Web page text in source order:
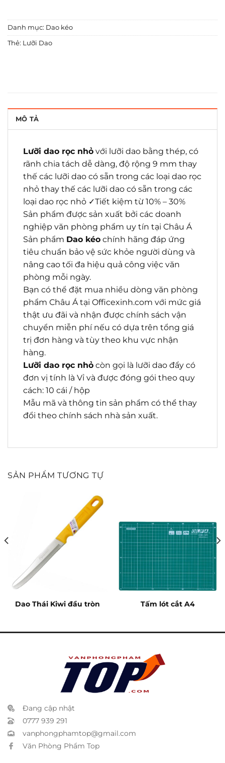
Danh mục: Dao kéo
Thẻ: Lưỡi Dao
MÔ TẢ
Lưỡi dao rọc nhỏ với lưỡi dao bằng thép, có
rãnh chia tách dễ dàng, độ rộng 9 mm thay
thế các lưỡi dao có sẵn trong các loại dao rọc
nhỏ thay thế các lưỡi dao có sẵn trong các
loại dao rọc nhỏ ✓Tiết kiệm từ 10% – 30%
Sản phẩm được sản xuất bởi các doanh
nghiệp văn phòng phẩm uy tín tại Châu Á
Sản phẩm Dao kéo chính hãng đáp ứng
tiêu chuẩn bảo vệ sức khỏe người dùng và
nâng cao tối đa hiệu quả công việc văn
phòng mỗi ngày.
Bạn có thể đặt mua nhiều dòng văn phòng
phẩm Châu Á tại Officexinh.com với mức giá
thật ưu đãi và nhận được chính sách vận
chuyển miễn phí nếu có dựa trên tổng giá
trị đơn hàng và tùy theo khu vực nhận
hàng.
Lưỡi dao rọc nhỏ còn gọi là lưỡi dao đẩy có
đơn vị tính là Vỉ và được đóng gói theo quy
cách: 10 cái / hộp
Mẫu mã và thông tin sản phẩm có thể thay
đổi theo chính sách nhà sản xuất.
SẢN PHẨM TƯƠNG TỰ
Dao Thái Kiwi đầu tròn Tấm lót cắt A4
Đang cập nhật
0777 939 291
vanphongphamtop@gmail.com
Văn Phòng Phẩm Top